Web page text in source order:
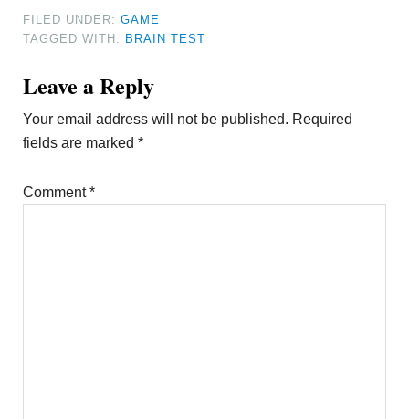
FILED UNDER:GAME
TAGGED WITH: BRAIN TEST
Reader
Interactions
Leave a Reply
Your email address will not be published. Required
fields are marked*
Comment*